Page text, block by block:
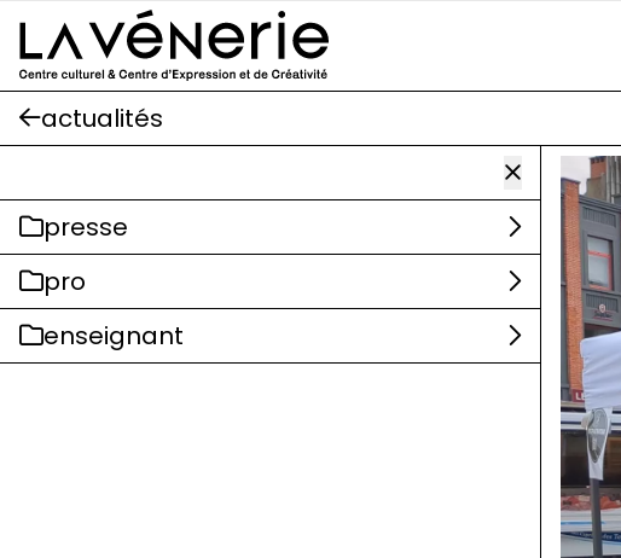
Aller au contenu principal
actualités
presse
pro
enseignant